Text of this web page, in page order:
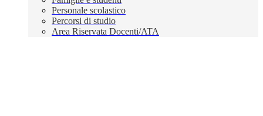
Personale scolastico
Percorsi di studio
Area Riservata Docenti/ATA